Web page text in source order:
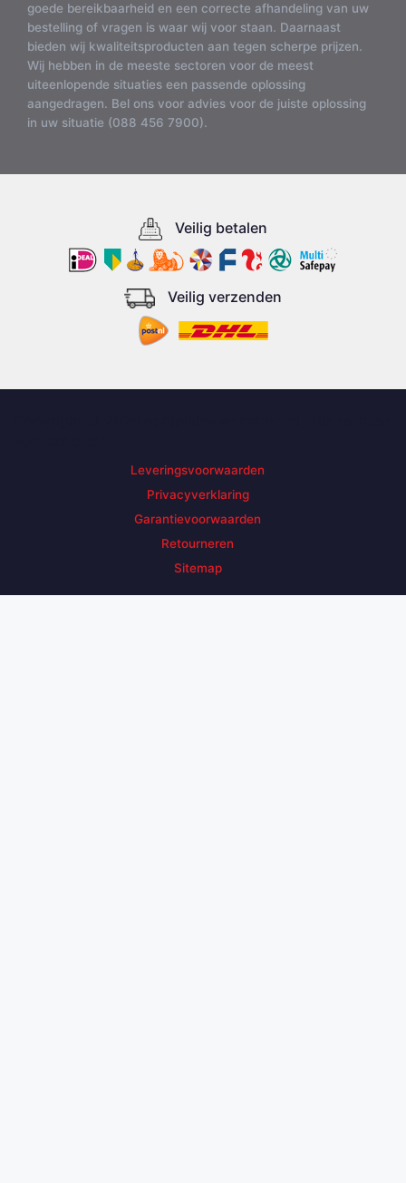
goede bereikbaarheid en een correcte afhandeling van uw
bestelling of vragen is waar wij voor staan. Daarnaast
bieden wij kwaliteitsproducten aan tegen scherpe prijzen.
Wij hebben in de meeste sectoren voor de meest
uiteenlopende situaties een passende oplossing
aangedragen. Bel ons voor advies voor de juiste oplossing
in uw situatie (088 456 7900).
Veilig betalen
Veilig verzenden
Leveringsvoorwaarden
Privacyverklaring
Garantievoorwaarden
Retourneren
Sitemap